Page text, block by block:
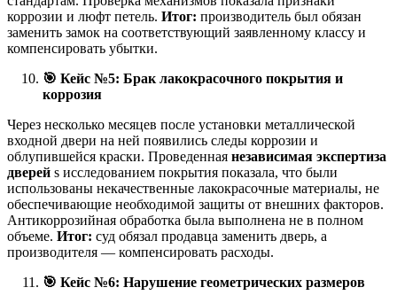
коррозии и люфт петель. Итог: производитель был обязан
заменить замок на соответствующий заявленному классу и
компенсировать убытки.
🎯 Кейс №5: Брак лакокрасочного покрытия и
коррозия
Через несколько месяцев после установки металлической
входной двери на ней появились следы коррозии и
облупившейся краски. Проведенная независимая экспертиза
дверей s исследованием покрытия показала, что были
использованы некачественные лакокрасочные материалы, не
обеспечивающие необходимой защиты от внешних факторов.
Антикоррозийная обработка была выполнена не в полном
объеме. Итог: суд обязал продавца заменить дверь, а
производителя — компенсировать расходы.
🎯 Кейс №6: Нарушение геометрических размеров